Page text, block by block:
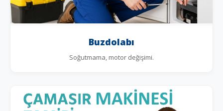
Buzdolabı
Soğutmama, motor değişimi.